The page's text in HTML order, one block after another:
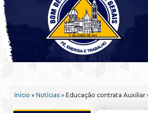
Início » Notícias » Educação contrata Auxiliar